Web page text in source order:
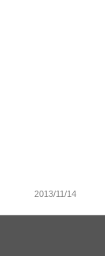
2013/11/14